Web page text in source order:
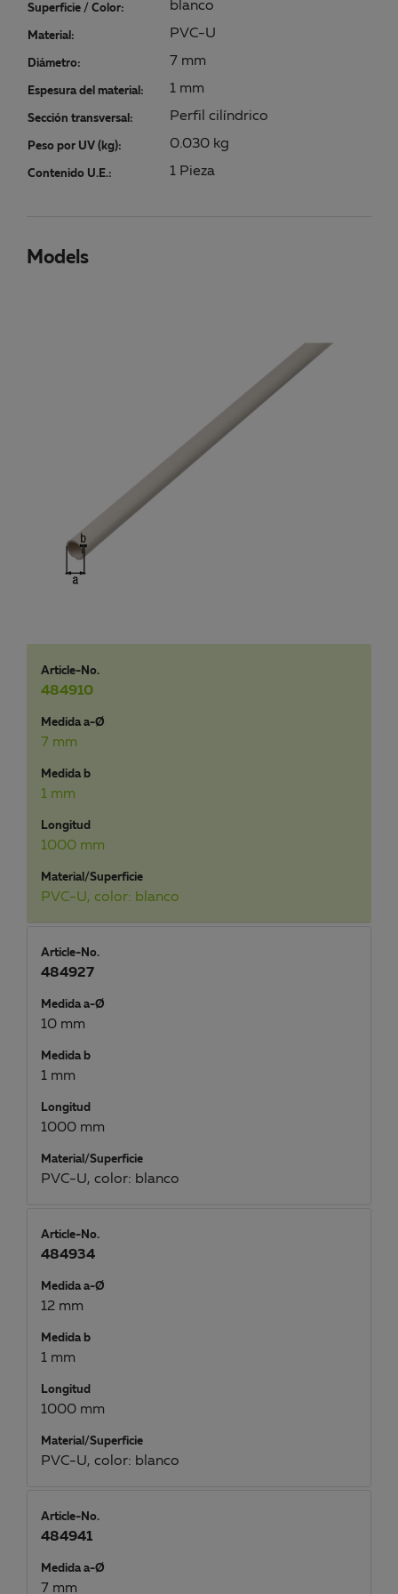
Superficie / Color: blanco
Material: PVC-U
Diámetro: 7 mm
Espesura del material: 1 mm
Sección transversal: Perfil cilíndrico
Peso por UV (kg): 0.030 kg
Contenido U.E.: 1 Pieza
Models
Article-No.
484910
Medida a-Ø
7 mm
Medida b
1 mm
Longitud
1000 mm
Material/Superficie
PVC-U, color: blanco
Article-No.
484927
Medida a-Ø
10 mm
Medida b
1 mm
Longitud
1000 mm
Material/Superficie
PVC-U, color: blanco
Article-No.
484934
Medida a-Ø
12 mm
Medida b
1 mm
Longitud
1000 mm
Material/Superficie
PVC-U, color: blanco
Article-No.
484941
Medida a-Ø
7 mm